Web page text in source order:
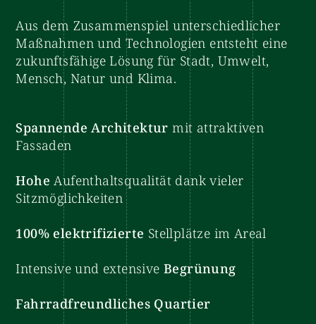
Aus dem Zusammenspiel unterschiedlicher
Maßnahmen und Technologien entsteht eine
zukunftsfähige Lösung für Stadt, Umwelt,
Mensch, Natur und Klima.
Spannende Architektur mit attraktiven
Fassaden
Hohe Aufenthaltsqualität dank vieler
Sitzmöglichkeiten
100% elektrifizierte Stellplätze im Areal
Intensive und extensiveBegrünung
Fahrradfreundliches Quartier